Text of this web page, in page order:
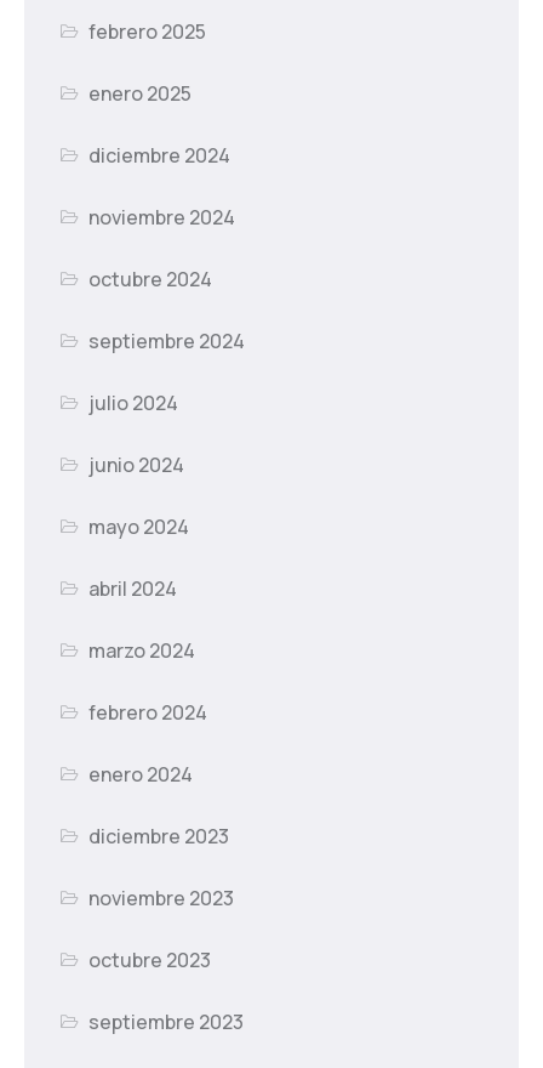
febrero 2025
enero 2025
diciembre 2024
noviembre 2024
octubre 2024
septiembre 2024
julio 2024
junio 2024
mayo 2024
abril 2024
marzo 2024
febrero 2024
enero 2024
diciembre 2023
noviembre 2023
octubre 2023
septiembre 2023